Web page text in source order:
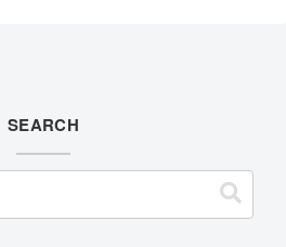
SEARCH